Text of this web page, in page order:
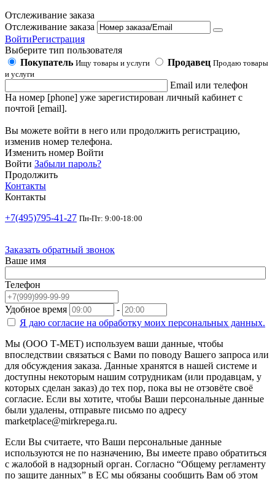
Отслеживание заказа
Отслеживание заказа
ВойтиРегистрация
Выберите тип пользователя
Покупатель Ищу товары и услуги Продавец Продаю товары
и услуги
Email или телефон
На номер [phone] уже зарегистирован личный кабинет с
почтой [email].
Вы можете войти в него или продолжить регистрацию,
изменив номер телефона.
Изменить номер Войти
Войти Забыли пароль?
Продолжить
Контакты
Контакты
+7(495)795-41-27 Пн-Пт: 9:00-18:00
Заказать обратный звонок
Ваше имя
Телефон
Удобное время
-
Я даю согласие на обработку моих персональных данных.
Мы (ООО Т-МЕТ) используем ваши данные, чтобы
впоследствии связаться с Вами по поводу Вашего запроса или
для обсуждения заказа. Данные хранятся в нашей системе и
доступны некоторым нашим сотрудникам (или продавцам, у
которых сделан заказ) до тех пор, пока вы не отзовёте своё
согласие. Если вы хотите, чтобы Ваши персональные данные
были удалены, отправьте письмо по адресу
marketplace@mirkrepega.ru.
Если Вы считаете, что Ваши персональные данные
используются не по назначению, Вы имеете право обратиться
с жалобой в надзорный орган. Согласно “Общему регламенту
по защите данных” в ЕС мы обязаны сообщить Вам об этом